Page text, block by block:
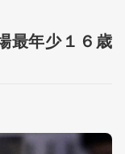
最年少１６歳